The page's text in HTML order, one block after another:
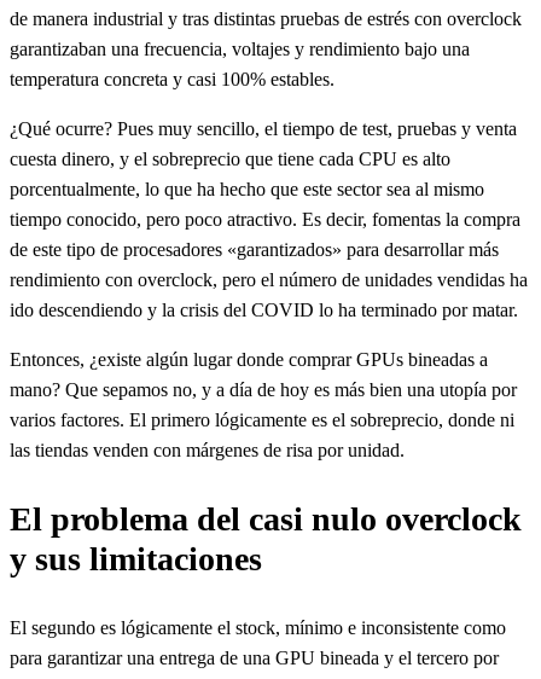
de manera industrial y tras distintas pruebas de estrés con overclock
garantizaban una frecuencia, voltajes y rendimiento bajo una
temperatura concreta y casi 100% estables.
¿Qué ocurre? Pues muy sencillo, el tiempo de test, pruebas y venta
cuesta dinero, y el sobreprecio que tiene cada CPU es alto
porcentualmente, lo que ha hecho que este sector sea al mismo
tiempo conocido, pero poco atractivo. Es decir, fomentas la compra
de este tipo de procesadores «garantizados» para desarrollar más
rendimiento con overclock, pero el número de unidades vendidas ha
ido descendiendo y la crisis del COVID lo ha terminado por matar.
Entonces, ¿existe algún lugar donde comprar GPUs bineadas a
mano? Que sepamos no, y a día de hoy es más bien una utopía por
varios factores. El primero lógicamente es el sobreprecio, donde ni
las tiendas venden con márgenes de risa por unidad.
El problema del casi nulo overclock
y sus limitaciones
El segundo es lógicamente el stock, mínimo e inconsistente como
para garantizar una entrega de una GPU bineada y el tercero por